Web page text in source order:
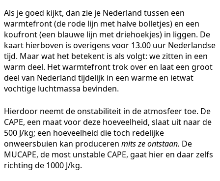
Als je goed kijkt, dan zie je Nederland tussen een
warmtefront (de rode lijn met halve bolletjes) en een
koufront (een blauwe lijn met driehoekjes) in liggen. De
kaart hierboven is overigens voor 13.00 uur Nederlandse
tijd. Maar wat het betekent is als volgt: we zitten in een
warm deel. Het warmtefront trok over en laat een groot
deel van Nederland tijdelijk in een warme en ietwat
vochtige luchtmassa bevinden.
Hierdoor neemt de onstabiliteit in de atmosfeer toe. De
CAPE, een maat voor deze hoeveelheid, slaat uit naar de
500 J/kg; een hoeveelheid die toch redelijke
onweersbuien kan produceren mits ze ontstaan. De
MUCAPE, de most unstable CAPE, gaat hier en daar zelfs
richting de 1000 J/kg.